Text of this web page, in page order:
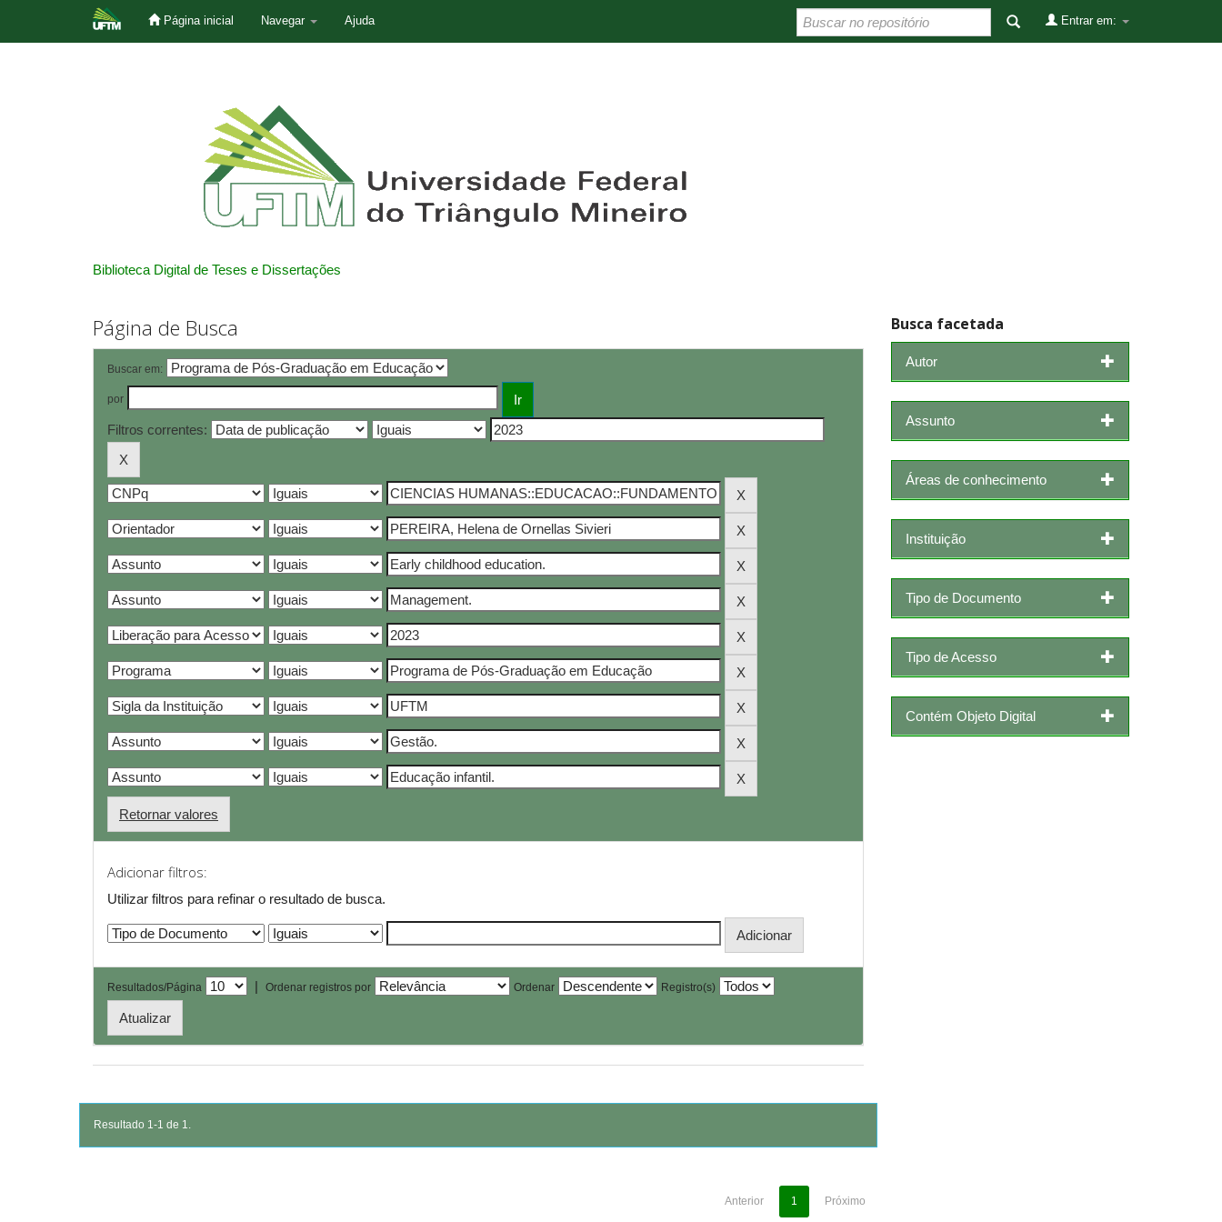
Página inicial Navegar Ajuda Entrar em:
Biblioteca Digital de Teses e Dissertações
Página de Busca
Buscar em:
por
Filtros correntes:
Retornar valores
Adicionar filtros:
Utilizar filtros para refinar o resultado de busca.
Resultados/Página | Ordenar registros por Ordenar Registro(s)
Resultado 1-1 de 1.
Anterior 1 Próximo
Busca facetada
Autor
Assunto
Áreas de conhecimento
Instituição
Tipo de Documento
Tipo de Acesso
Contém Objeto Digital